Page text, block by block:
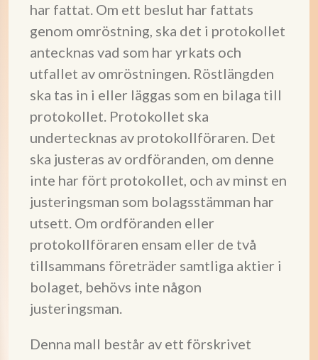
har fattat. Om ett beslut har fattats
genom omröstning, ska det i protokollet
antecknas vad som har yrkats och
utfallet av omröstningen. Röstlängden
ska tas in i eller läggas som en bilaga till
protokollet. Protokollet ska
undertecknas av protokollföraren. Det
ska justeras av ordföranden, om denne
inte har fört protokollet, och av minst en
justeringsman som bolagsstämman har
utsett. Om ordföranden eller
protokollföraren ensam eller de två
tillsammans företräder samtliga aktier i
bolaget, behövs inte någon
justeringsman.
Denna mall består av ett förskrivet